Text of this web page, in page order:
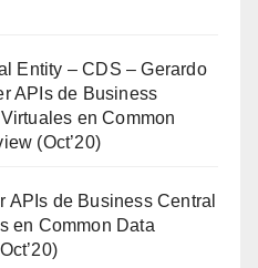
Entity – CDS – Gerardo
APIs de Business
en Common
(Oct’20)
APIs de Business Central
en Common Data